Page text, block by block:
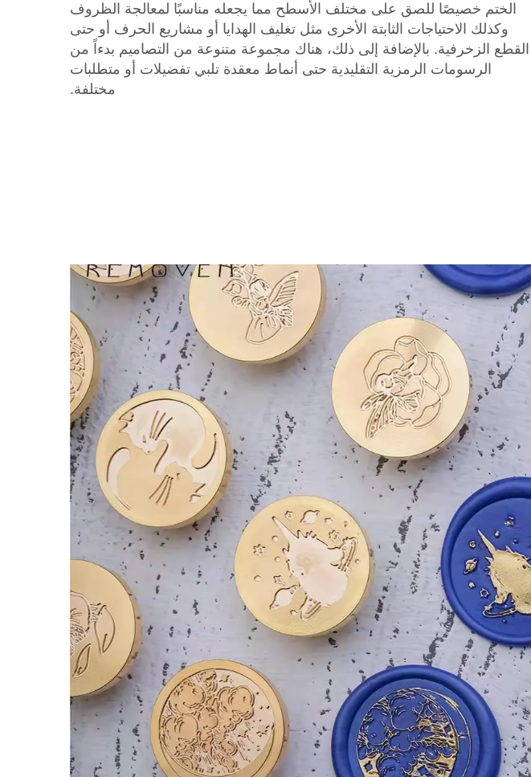
الختم خصيصًا للصق على مختلف الأسطح مما يجعله مناسبًا لمعالجة الظروف
وكذلك الاحتياجات الثابتة الأخرى مثل تغليف الهدايا أو مشاريع الحرف أو حتى
القطع الزخرفية. بالإضافة إلى ذلك، هناك مجموعة متنوعة من التصاميم بدءاً من
الرسومات الرمزية التقليدية حتى أنماط معقدة تلبي تفضيلات أو متطلبات
مختلفة.